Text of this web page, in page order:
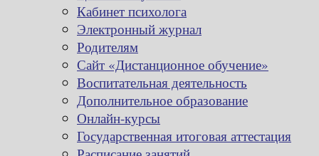
Кабинет психолога
Электронный журнал
Родителям
Сайт «Дистанционное обучение»
Воспитательная деятельность
Дополнительное образование
Онлайн-курсы
Государственная итоговая аттестация